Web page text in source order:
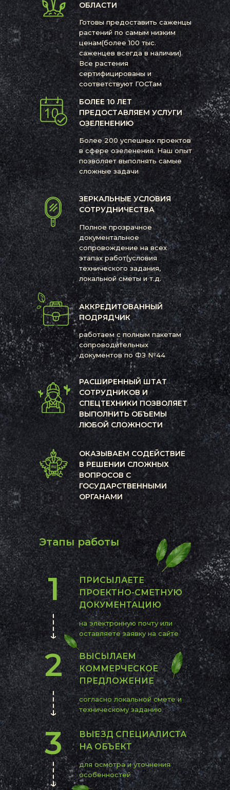
ОБЛАСТИ
Готовы предоставить саженцы
растений по самым низким
ценам(более 100 тыс.
саженцев всегда в наличии).
Все растения
сертифицированы и
соответствуют ГОСТам
БОЛЕЕ 10 ЛЕТ
ПРЕДОСТАВЛЯЕМ УСЛУГИ
ОЗЕЛЕНЕНИЮ
Более 200 успешных проектов
в сфере озеленения. Наш опыт
позволяет выполнять самые
сложные задачи
ЗЕРКАЛЬНЫЕ УСЛОВИЯ
СОТРУДНИЧЕСТВА
Полное прозрачное
документальное
сопровождение на всех
этапах работ(условия
технического задания,
локальной сметы и т.д.
АККРЕДИТОВАННЫЙ
ПОДРЯДЧИК
работаем с полным пакетам
сопроводительных
документов по ФЗ №44
РАСШИРЕННЫЙ ШТАТ
СОТРУДНИКОВ И
СПЕЦТЕХНИКИ ПОЗВОЛЯЕТ
ВЫПОЛНИТЬ ОБЪЕМЫ
ЛЮБОЙ СЛОЖНОСТИ
ОКАЗЫВАЕМ СОДЕЙСТВИЕ
В РЕШЕНИИ СЛОЖНЫХ
ВОПРОСОВ С
ГОСУДАРСТВЕННЫМИ
ОРГАНАМИ
Этапы работы
ПРИСЫЛАЕТЕ
ПРОЕКТНО-СМЕТНУЮ
ДОКУМЕНТАЦИЮ
на электронную почту или
оставляете заявку на сайте
1
ВЫСЫЛАЕМ
КОММЕРЧЕСКОЕ
ПРЕДЛОЖЕНИЕ
согласно локальной смете и
техническому заданию
2
ВЫЕЗД СПЕЦИАЛИСТА
НА ОБЪЕКТ
для осмотра и уточнения
особенностей
3